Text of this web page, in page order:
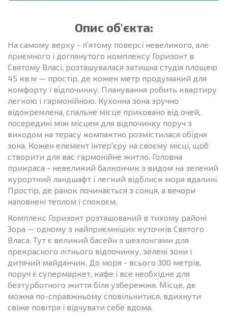
Опис об'єкта:
На самому верху - п'ятому поверсі невеликого, але
приємного і доглянутого комплексу Горизонт в
Святому Власі, розташувалася затишна студія площею
45 кв.м — простір, де кожен метр продуманий для
комфорту і відпочинку. Планування робить квартиру
легкою і гармонійною. Кухонна зона зручно
відокремлена, спальне місце приховано від очей,
посередині між мiсцем для відпочинку поруч з
виходом на терасу компактно розмістилася обідня
зона. Кожен елемент інтер'єру на своєму місці, щоб
створити для вас гармонійне житло. Головна
прикраса - невеликий балкончик з видом на зелений
курортний ландшафт і легкий відблиск моря вдалині.
Простір, де ранок починається з сонця, а вечори
наповнені теплом і спокоєм.
Комплекс Горизонт розташований в тихому районі
Зора — одному з найприємніших куточків Святого
Власа. Тут є великий басейн з шезлонгами для
прекрасного літнього відпочинку, зелені зони і
дитячий майданчик. До моря - всього 300 метрів,
поруч є супермаркет, кафе і все необхідне для
безтурботного життя біля узбережжя. Місце, де
можна по-справжньому сповільнитися, вдихнути
свіже повітря і відчувати себе вдома.